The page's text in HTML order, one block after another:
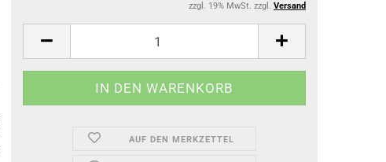
zzgl. 19% MwSt. zzgl. Versand
AUF DEN MERKZETTEL